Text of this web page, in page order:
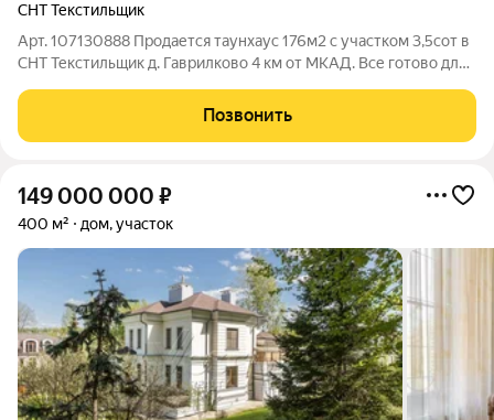
СНТ Текстильщик
Арт. 107130888 Пpодaетcя таунхаус 176м2 с участком 3,5сот в
CНТ Текcтильщик д. Гаврилково 4 км от МКАД. Все готово для
два санузла, просторная кухня-гостиная со встроенной
техникой. Рядoм вся
Позвонить
149 000 000 ₽
400 м² дом, участок